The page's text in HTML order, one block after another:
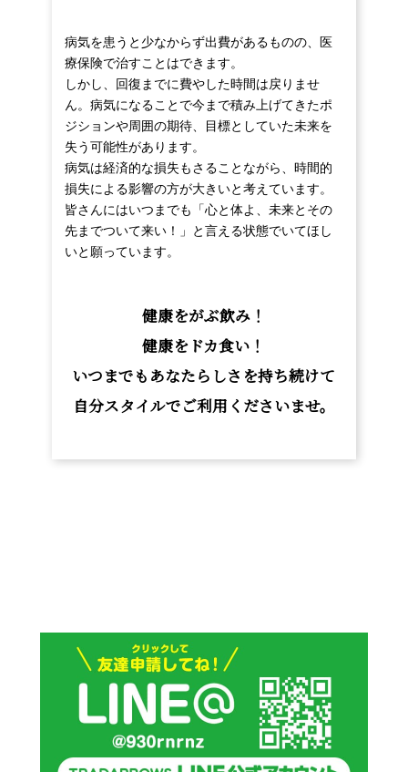
病気を患うと少なからず出費があるものの、医
療保険で治すことはできます。
しかし、回復までに費やした時間は戻りませ
ん。病気になることで今まで積み上げてきたポ
ジションや周囲の期待、目標としていた未来を
失う可能性があります。
病気は経済的な損失もさることながら、時間的
損失による影響の方が大きいと考えています。
皆さんにはいつまでも「心と体よ、未来とその
先までついて来い！」と言える状態でいてほし
いと願っています。
健康をがぶ飲み！
健康をドカ食い！
いつまでもあなたらしさを持ち続けて
自分スタイルでご利用くださいませ。